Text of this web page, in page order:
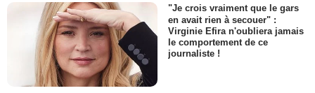
"Je crois vraiment que le gars
en avait rien à secouer" :
Virginie Efira n'oubliera jamais
le comportement de ce
journaliste !